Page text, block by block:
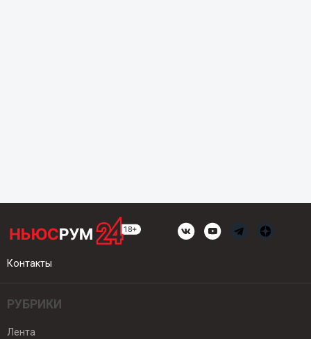
Контакты
РУБРИКИ
Лента